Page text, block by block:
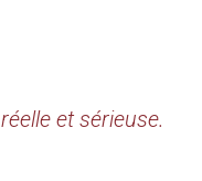
et sérieuse.